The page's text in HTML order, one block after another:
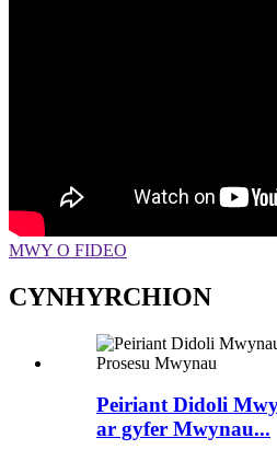
MWY O FIDEO
CYNHYRCHION
Peiriant Didoli
ar gyfer Mwynau...